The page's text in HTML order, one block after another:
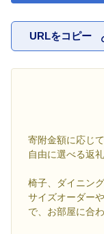
URLをコピー
寄附金額に応じ
自由に選べる返礼
椅子、ダイニン
サイズオーダー
で、お部屋に合